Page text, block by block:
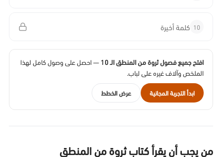
10 كلمة أخيرة
افتح جميع فصول ثروة من المنطق الـ 10
— احصل على وصول كامل لهذا
الملخص وآلاف غيره على لباب.
ابدأ التجربة المجانية عرض الخطط
من يجب أن يقرأ كتاب ثروة من المنطق